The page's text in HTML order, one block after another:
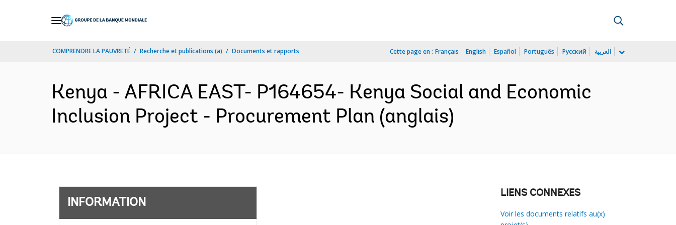
COMPRENDRE LA PAUVRETÉ Recherche et publications (a) Documents et rapports Cette page en : Français English Español Português Русский العربية
Kenya - AFRICA EAST- P164654- Kenya Social and Economic
Inclusion Project - Procurement Plan (anglais)
INFORMATION
LIENS CONNEXES
Voir les documents relatifs au(x)